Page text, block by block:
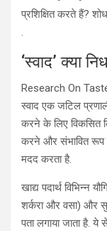
प्रशिक्षित करते हैं?
.
‘स्वाद’ क्या
Research On
स्वाद एक जटिल
करने के लिए विकसित
करने और संभावित रूप
मदद करता है.
खाद्य पदार्थ विभिन्न
शर्करा और वसा) और
पता लगाया जाता है.